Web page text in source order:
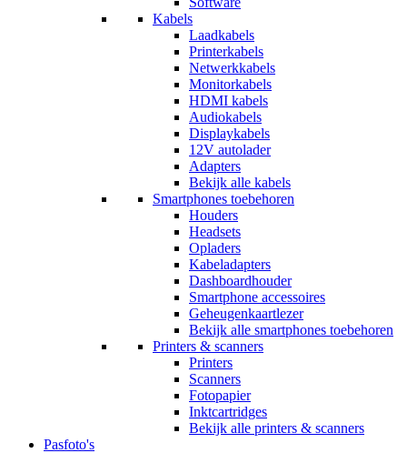
Kabels
Laadkabels
Printerkabels
Netwerkkabels
Monitorkabels
HDMI kabels
Audiokabels
Displaykabels
12V autolader
Adapters
Bekijk alle kabels
Smartphones toebehoren
Houders
Headsets
Opladers
Kabeladapters
Dashboardhouder
Smartphone accessoires
Geheugenkaartlezer
Bekijk alle smartphones toebehoren
Printers & scanners
Printers
Scanners
Fotopapier
Inktcartridges
Bekijk alle printers & scanners
Pasfoto's